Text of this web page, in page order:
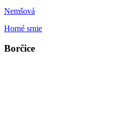
Nemšová
Horné srnie
Borčice